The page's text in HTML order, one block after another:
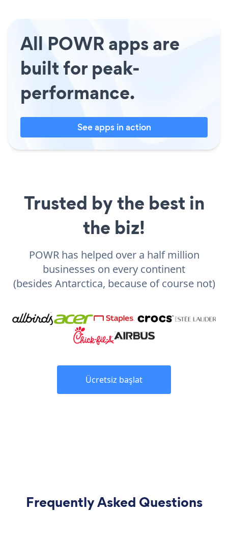
All POWR apps are
built for peak-
performance.
See apps in action
Trusted by the best in
the biz!
POWR has helped over a half million
businesses on every continent
(besides Antarctica, because of course not)
Ücretsiz başlat
Frequently Asked Questions